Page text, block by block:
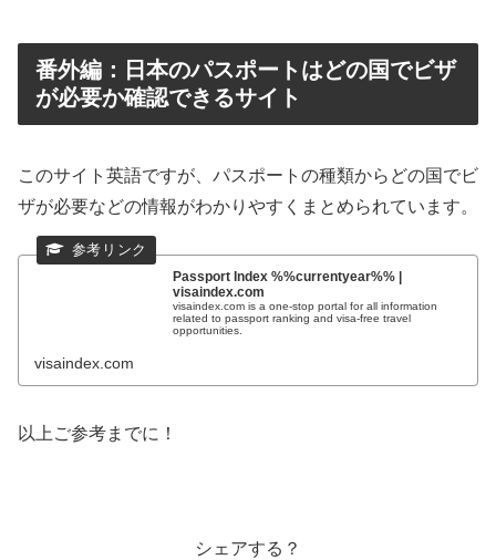
番外編：日本のパスポートはどの国でビザ
が必要か確認できるサイト
このサイト英語ですが、パスポートの種類からどの国でビ
ザが必要などの情報がわかりやすくまとめられています。
Passport Index %%currentyear%% |
visaindex.com
visaindex.com is a one-stop portal for all information
related to passport ranking and visa-free travel
opportunities.
visaindex.com
以上ご参考までに！
シェアする？